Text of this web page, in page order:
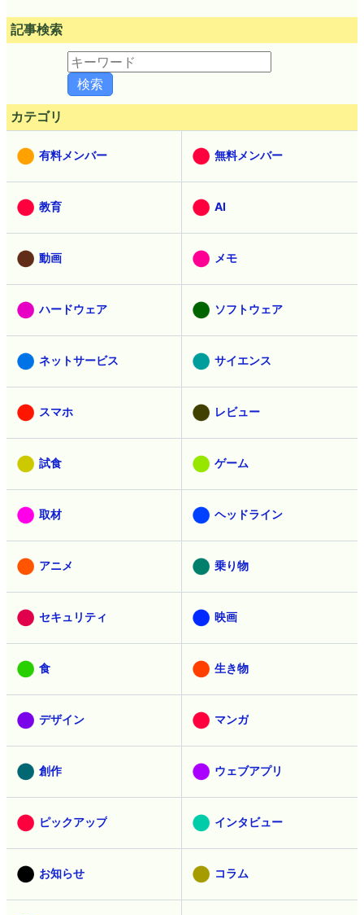
記事検索
カテゴリ
有料メンバー 無料メンバー
教育 AI
動画 メモ
ハードウェア ソフトウェア
ネットサービス サイエンス
スマホ レビュー
試食 ゲーム
取材 ヘッドライン
アニメ 乗り物
セキュリティ 映画
食 生き物
デザイン マンガ
創作 ウェブアプリ
ピックアップ インタビュー
お知らせ コラム